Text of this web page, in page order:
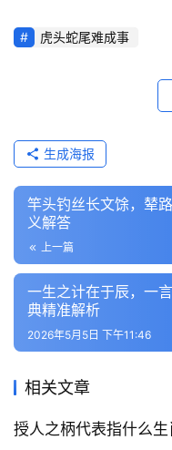
虎头蛇尾难成事
生成海报
竿头钓丝长文馀，辇
义解答
上一篇
一生之计在于辰，一
典精准解析
2026年5月5日 下午11:46
相关文章
授人之柄代表指什么